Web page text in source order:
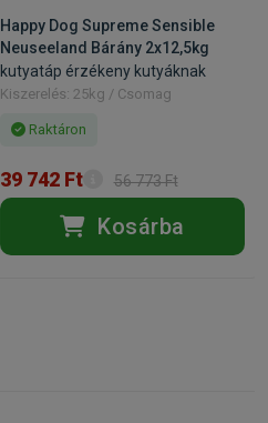
Happy Dog Supreme Sensible
Neuseeland Bárány 2x12,5kg
kutyatáp érzékeny kutyáknak
Kiszerelés: 25kg / Csomag
Raktáron
39 742 Ft 56 773 Ft
Kosárba